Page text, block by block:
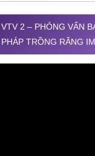
VTV 2 – PHỎNG VẤN
PHÁP TRỒNG RĂNG